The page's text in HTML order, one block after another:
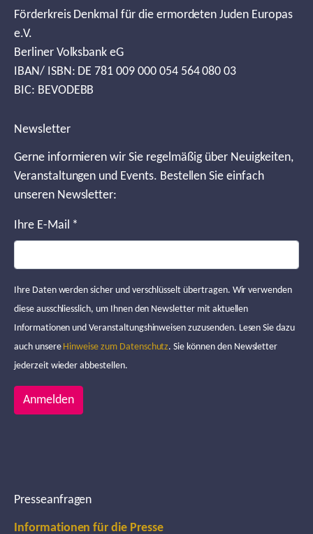
Förderkreis Denkmal für die ermordeten Juden Europas
e.V.
Berliner Volksbank eG
IBAN/ ISBN: DE 781 009 000 054 564 080 03
BIC: BEVODEBB
Newsletter
Gerne informieren wir Sie regelmäßig über Neuigkeiten,
Veranstaltungen und Events. Bestellen Sie einfach
unseren Newsletter:
Ihre E-Mail *
Ihre Daten werden sicher und verschlüsselt übertragen. Wir verwenden
diese ausschliesslich, um Ihnen den Newsletter mit aktuellen
Informationen und Veranstaltungshinweisen zuzusenden. Lesen Sie dazu
auch unsere Hinweise zum Datenschutz. Sie können den Newsletter
jederzeit wieder abbestellen.
Anmelden
Presseanfragen
Informationen für die Presse